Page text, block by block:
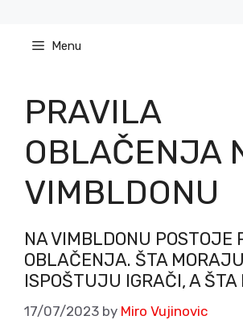
content Menu
PRAVILA
OBLAČENJA
VIMBLDONU
NA VIMBLDONU POSTOJE
OBLAČENJA. ŠTA
ISPOŠTUJU IGRAČI, A
17/07/2023 by Miro Vujinovic